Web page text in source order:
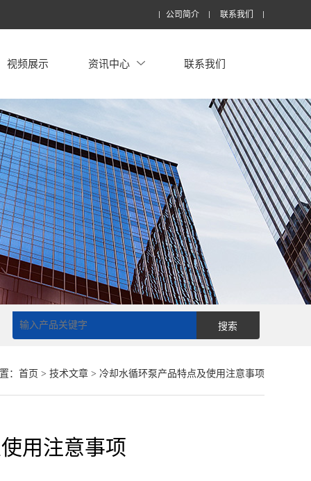
公司简介 联系我们
视频展示 资讯中心 联系我们
： 首页 > 技术文章> 冷却水循环泵产品特点及使用注意事项
用注意事项